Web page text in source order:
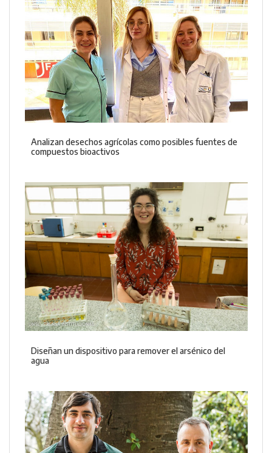
Analizan desechos agrícolas como posibles fuentes de
compuestos bioactivos
Diseñan un dispositivo para remover el arsénico del
agua